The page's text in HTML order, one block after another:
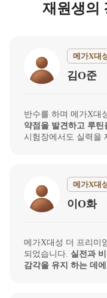
재원생의
메가X대
김O준
반수를 하며 메가X대
약점을 발견하고 루틴
시험장에서도 실력을
메가X대
이O화
메가X대성 더 프리미
되었습니다. 실전과
감각을 유지 하는 데